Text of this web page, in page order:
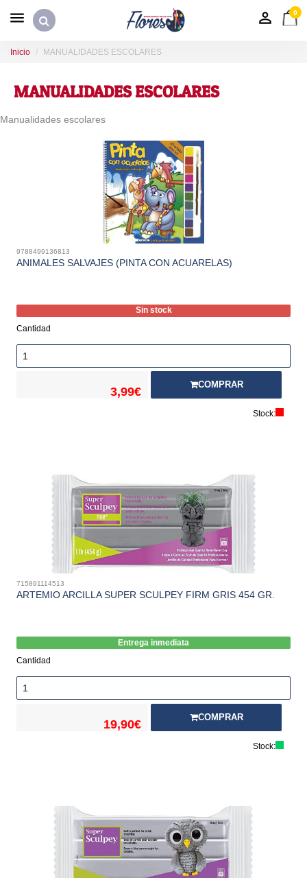
0
Inicio MANUALIDADES ESCOLARES
MANUALIDADES ESCOLARES
Manualidades escolares
9788499136813
ANIMALES SALVAJES (PINTA CON ACUARELAS)
Sin stock
Cantidad
3,99€
COMPRAR
Stock:
715891114513
ARTEMIO ARCILLA SUPER SCULPEY FIRM GRIS 454 GR.
Entrega inmediata
Cantidad
19,90€
COMPRAR
Stock: